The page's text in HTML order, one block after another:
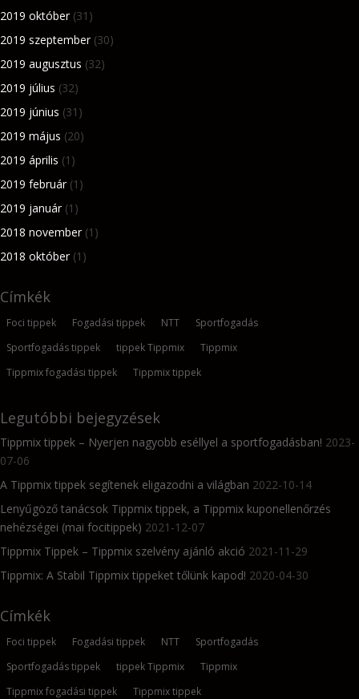
2019 október(31)
2019 szeptember(30)
2019 augusztus (32)
2019 július (32)
2019 június (31)
2019 május (20)
2019 április (1)
2019 február(1)
2019 január(1)
2018 november(1)
2018 október(1)
Címkék
Foci tippek Fogadási tippek NTT
Sportfogadás
Sportfogadás tippek
tippek Tippmix
Tippmix
Tippmix fogadási tippek
Tippmix tippek
Legutóbbi bejegyzések
Tippmix tippek – Nyerjen nagyobb eséllyel a sportfogadásban! 2023-
07-06
A Tippmix tippek segítenek eligazodni a világban 2022-10-14
Lenyűgöző tanácsok Tippmix tippek, a Tippmix kuponellenőrzés
nehézségei (mai focitippek) 2021-12-07
Tippmix Tippek – Tippmix szelvény ajánló akció 2021-11-29
Tippmix: A Stabil Tippmix tippeket tőlünk kapod! 2020-04-30
Címkék
Foci tippek Fogadási tippek NTT
Sportfogadás
Sportfogadás tippek
tippek Tippmix
Tippmix
Tippmix fogadási tippek
Tippmix tippek